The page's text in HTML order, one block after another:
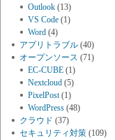
Outlook (13)
VS Code (1)
Word (4)
アプリトラブル (40)
オープンソース (71)
EC-CUBE (1)
Nextcloud (5)
PixelPost(1)
WordPress (48)
クラウド (37)
セキュリティ対策 (109)